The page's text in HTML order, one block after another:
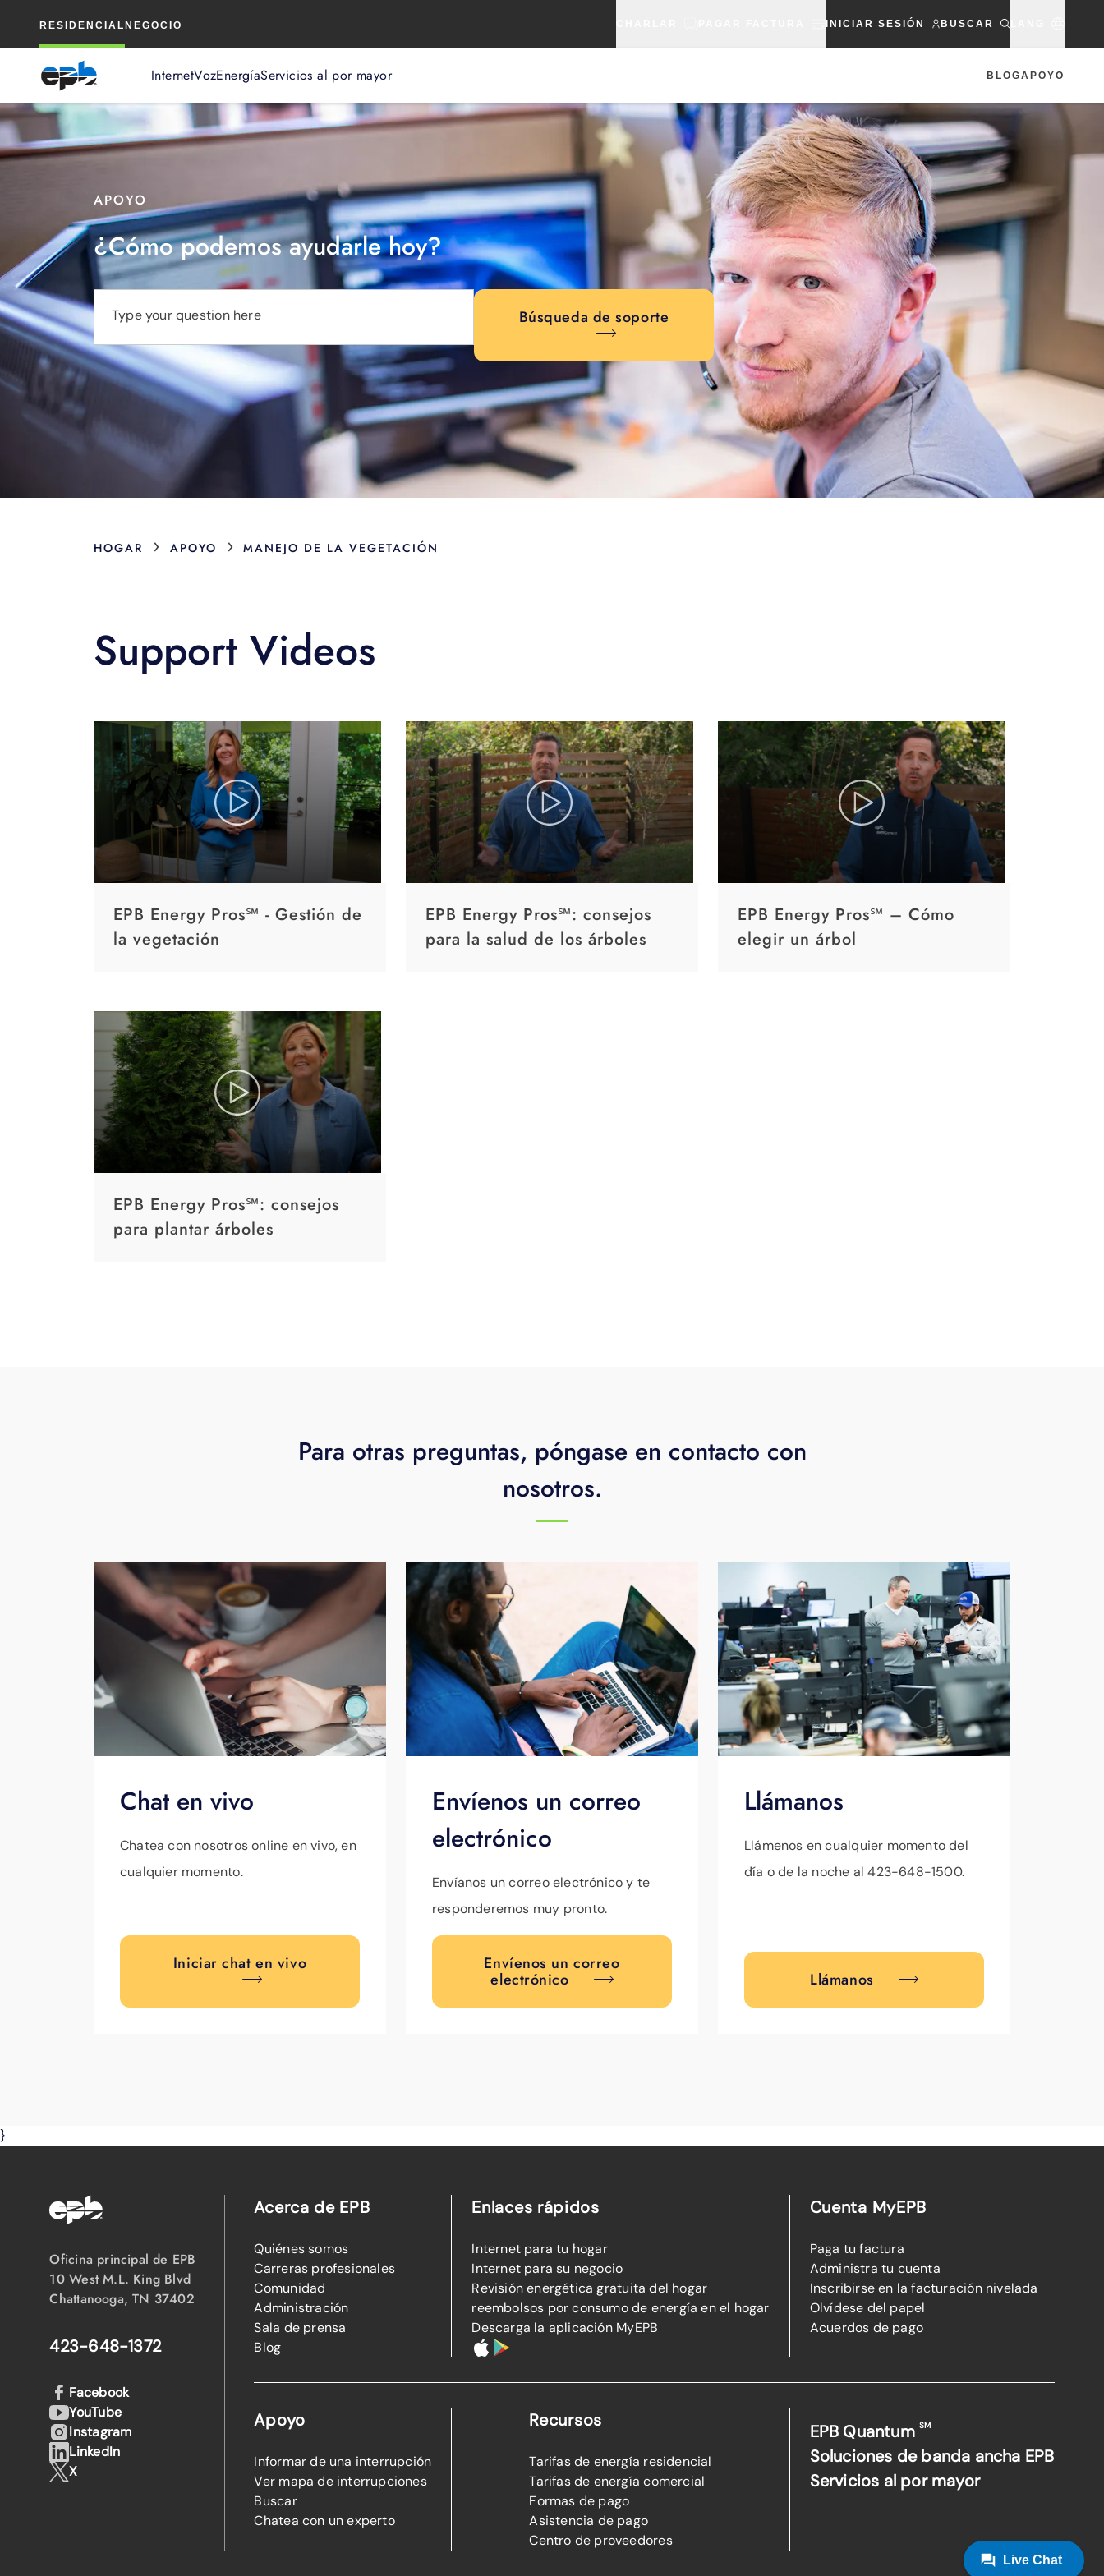
RESIDENCIAL NEGOCIO INICIAR SESIÓN BUSCAR
InternetVozEnergíaServicios al por mayor BLOGAPOYO
principal
APOYO
¿Cómo podemos ayudarle hoy?
Type your question here Búsqueda de soporte
HOGAR › APOYO › MANEJO DE LA VEGETACIÓN
Support Videos
EPB Energy Pros℠ - Gestión de
la vegetación
EPB Energy Pros℠: consejos
para la salud de los árboles
EPB Energy Pros℠ – Cómo
elegir un árbol
EPB Energy Pros℠: consejos
para plantar árboles
Para otras preguntas, póngase en contacto con
nosotros.
Chat en vivo
Chatea con nosotros online en vivo, en
cualquier momento.
Iniciar chat en vivo
Envíenos un correo
electrónico
Envíanos un correo electrónico y te
responderemos muy pronto.
Envíenos un correo
electrónico
Llámanos
Llámenos en cualquier momento del
día o de la noche al 423-648-1500.
Llámanos
}
Oficina principal de EPB
10 West M.L. King Blvd
Chattanooga, TN 37402
423-648-1372
Acerca de EPB
Quiénes somos
Carreras profesionales
Comunidad
Administración
Sala de prensa
Blog
Enlaces rápidos
Internet para tu hogar
Internet para su negocio
Revisión energética gratuita del hogar
reembolsos por consumo de energía en el hogar
Descarga la aplicación MyEPB
Cuenta MyEPB
Paga tu factura
Administra tu cuenta
Inscribirse en la facturación nivelada
Olvídese del papel
Acuerdos de pago
Apoyo
Informar de una interrupción
Ver mapa de interrupciones
Buscar
Chatea con un experto
Recursos
Tarifas de energía residencial
Tarifas de energía comercial
Formas de pago
Asistencia de pago
Centro de proveedores
EPB QuantumSM
Soluciones de banda ancha EPB
Servicios al por mayor
Facebook
YouTube
Instagram
LinkedIn
X